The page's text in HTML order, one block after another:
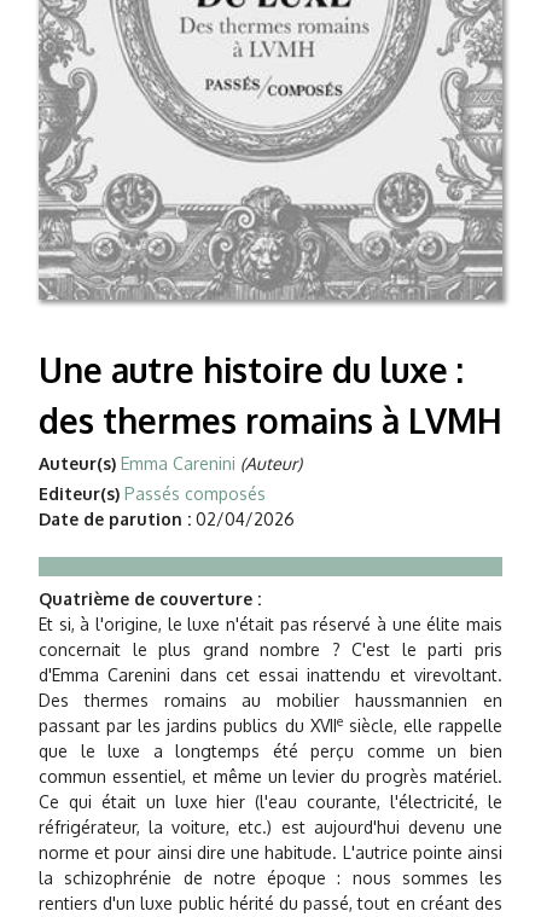
Une autre histoire du luxe :
des thermes romains à LVMH
Auteur(s) Emma Carenini (Auteur)
Editeur(s) Passés composés
Date de parution : 02/04/2026
Quatrième de couverture :
Et si, à l'origine, le luxe n'était pas réservé à une élite mais
concernait le plus grand nombre ? C'est le parti pris
d'Emma Carenini dans cet essai inattendu et virevoltant.
Des thermes romains au mobilier haussmannien en
passant par les jardins publics du XVIIesiècle, elle rappelle
que le luxe a longtemps été perçu comme un bien
commun essentiel, et même un levier du progrès matériel.
Ce qui était un luxe hier (l'eau courante, l'électricité, le
réfrigérateur, la voiture, etc.) est aujourd'hui devenu une
norme et pour ainsi dire une habitude. L'autrice pointe ainsi
la schizophrénie de notre époque : nous sommes les
rentiers d'un luxe public hérité du passé, tout en créant des